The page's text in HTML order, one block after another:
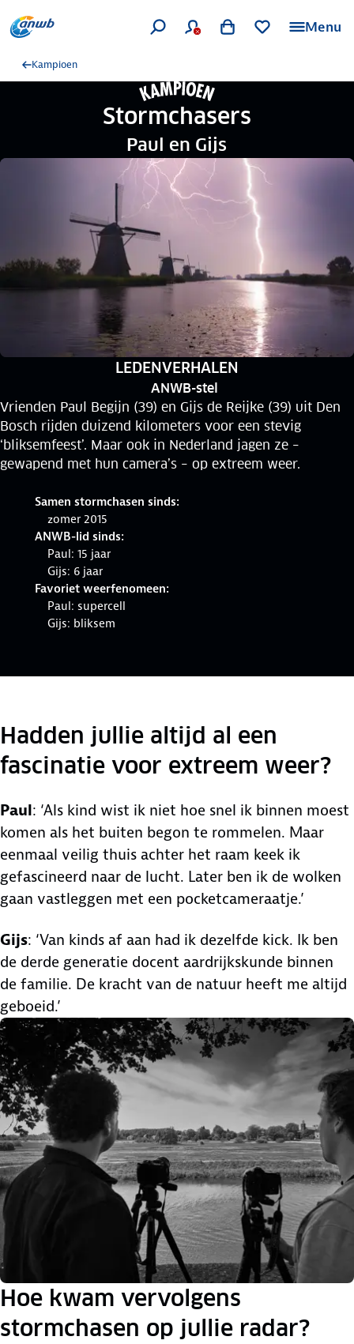
Menu
Kampioen
Stormchasers
Paul en Gijs
RUBRIEK:
LEDENVERHALEN
ANWB-stel
Vrienden Paul Begijn (39) en Gijs de Reijke (39) uit Den
Bosch rijden duizend kilometers voor een stevig
‘bliksemfeest’. Maar ook in Nederland jagen ze –
gewapend met hun camera’s – op extreem weer.
Samen stormchasen sinds:
zomer 2015
ANWB-lid sinds:
Paul: 15 jaar
Gijs: 6 jaar
Favoriet weerfenomeen:
Paul: supercell
Gijs: bliksem
Hadden jullie altijd al een
fascinatie voor extreem weer?
Paul: ‘Als kind wist ik niet hoe snel ik binnen moest
komen als het buiten begon te rommelen. Maar
eenmaal veilig thuis achter het raam keek ik
gefascineerd naar de lucht. Later ben ik de wolken
gaan vastleggen met een pocketcameraatje.’
Gijs: ‘Van kinds af aan had ik dezelfde kick. Ik ben
de derde generatie docent aardrijkskunde binnen
de familie. De kracht van de natuur heeft me altijd
geboeid.’
Hoe kwam vervolgens
stormchasen op jullie radar?